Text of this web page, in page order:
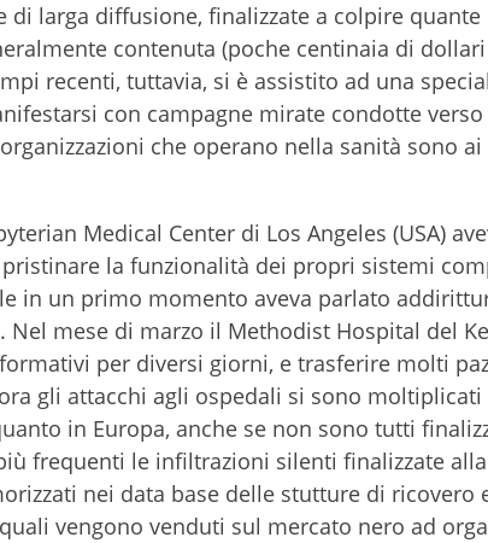
di larga diffusione, finalizzate a colpire
contenuta (poche centinaia di
recenti, tuttavia, si è assistito ad una
con campagne mirate condotte
che operano nella sanità sono
Medical Center di Los Angeles (USA)
la funzionalità dei propri sistemi
in un primo momento aveva parlato
mese di marzo il Methodist Hospital del
per diversi giorni, e trasferire molti
gli attacchi agli ospedali si sono moltiplicati
in Europa, anche se non sono tutti
frequenti le infiltrazioni silenti finalizzate
nei data base delle stutture di ricovero
vengono venduti sul mercato nero ad